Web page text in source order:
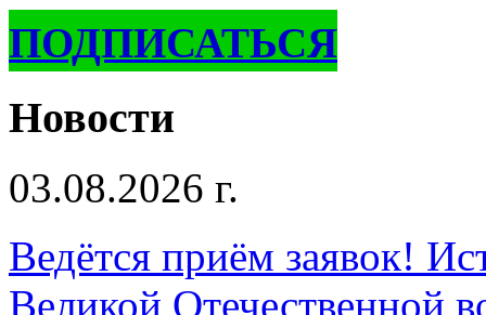
ПОДПИСАТЬСЯ
Новости
03.08.2026 г.
Ведётся приём заявок!
Великой Отечественной